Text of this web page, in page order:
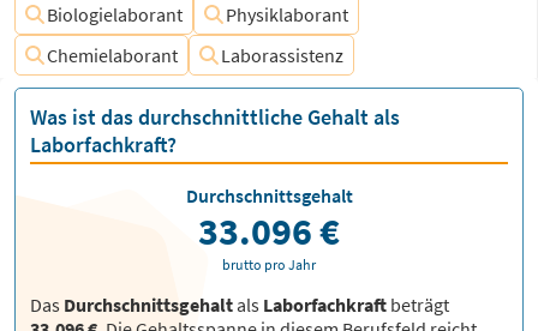
Biologielaborant
Physiklaborant
Chemielaborant
Laborassistenz
Was ist das durchschnittliche Gehalt als
Laborfachkraft?
Das Durchschnittsgehaltals Laborfachkraft beträgt
Durchschnittsgehalt
33.096 €
brutto pro Jahr